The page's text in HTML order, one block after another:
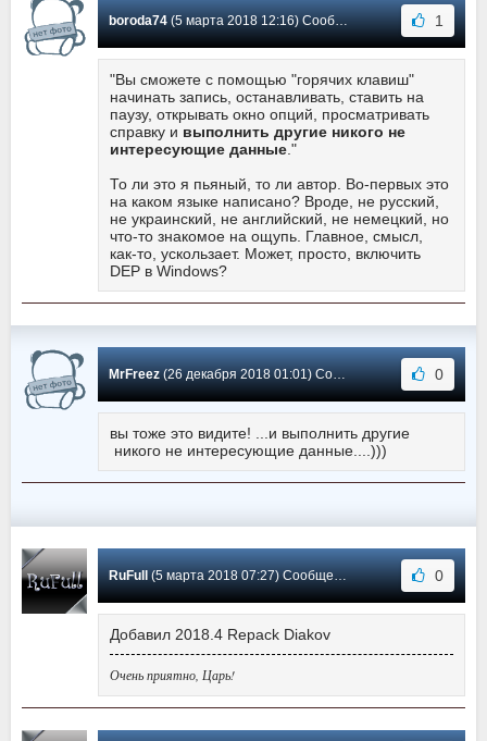
boroda74(5 марта 2018 12:16) Сообщение #22 1
"Вы сможете с помощью "горячих клавиш"
начинать запись, останавливать, ставить на
паузу, открывать окно опций, просматривать
справку и выполнить другие никого не
интересующие данные ."
То ли это я пьяный, то ли автор. Во-первых это
на каком языке написано? Вроде, не русский,
не украинский, не английский, не немецкий, но
что-то знакомое на ощупь. Главное, смысл,
как-то, ускользает. Может, просто, включить
DEP в Windows?
MrFreez(26 декабря 2018 01:01) Сообщение #21 0
вы тоже это видите! ...и выполнить другие
никого не интересующие данные....)))
RuFull (5 марта 2018 07:27) Сообщение #20 0
Добавил 2018.4 Repack Diakov
Очень приятно, Царь!